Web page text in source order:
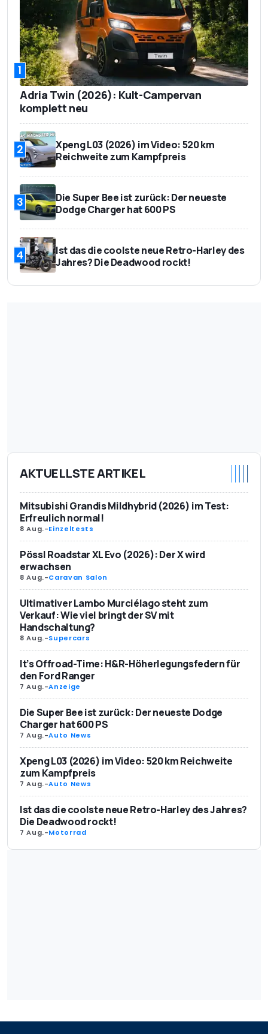
1
Adria Twin (2026): Kult-Campervan
komplett neu
2
Xpeng L03 (2026) im Video: 520 km
Reichweite zum Kampfpreis
3
Die Super Bee ist zurück: Der neueste
Dodge Charger hat 600 PS
4
Ist das die coolste neue Retro-Harley des
Jahres? Die Deadwood rockt!
AKTUELLSTE ARTIKEL
Mitsubishi Grandis Mildhybrid (2026) im Test:
Erfreulich normal!
8 Aug.-Einzeltests
Pössl Roadstar XL Evo (2026): Der X wird
erwachsen
8 Aug.-Caravan Salon
Ultimativer Lambo Murciélago steht zum
Verkauf: Wie viel bringt der SV mit
Handschaltung?
8 Aug.-Supercars
It’s Offroad-Time: H&R-Höherlegungsfedern für
den Ford Ranger
7 Aug.-Anzeige
Die Super Bee ist zurück: Der neueste Dodge
Charger hat 600 PS
7 Aug.-Auto News
Xpeng L03 (2026) im Video: 520 km Reichweite
zum Kampfpreis
7 Aug.-Auto News
Ist das die coolste neue Retro-Harley des Jahres?
Die Deadwood rockt!
7 Aug.-Motorrad